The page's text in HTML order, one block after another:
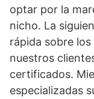
optar por la
nicho. La
rápida sobre
nuestros
certificados.
especializadas